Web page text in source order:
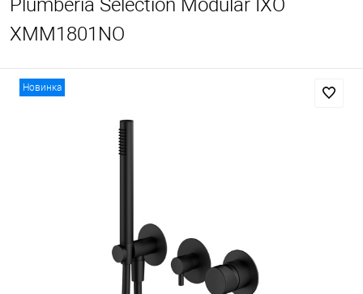
Plumberia Selection Modular IXO
XMM1801NO
Новинка